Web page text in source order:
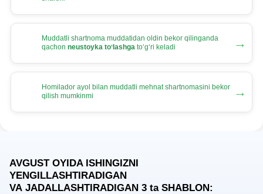
Muddatli shartnoma muddatidan oldin bekor qilinganda
qachon neustoyka toʻlashga toʻgʻri keladi →
Homilador ayol bilan muddatli mehnat shartnomasini bekor
qilish mumkinmi
→
AVGUST OYIDA ISHINGIZNI
YENGILLASHTIRADIGAN
VA JADALLASHTIRADIGAN 3 taSHABLON: